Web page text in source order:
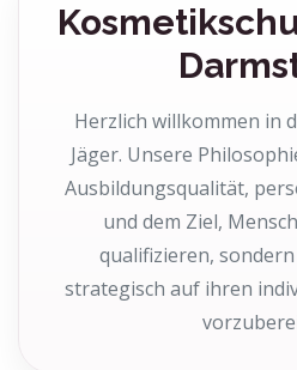
Herzlich willkommen in
Jäger. Unsere
Ausbildungsqualität,
und dem Ziel,
qualifizieren,
strategisch auf ihren